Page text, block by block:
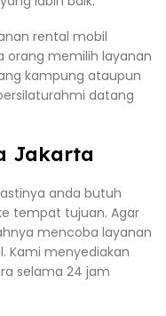
rental mobil
orang memilih layanan
kampung ataupun
datang
Jakarta
anda butuh
tempat tujuan. Agar
mencoba layanan
Kami menyediakan
selama 24 jam